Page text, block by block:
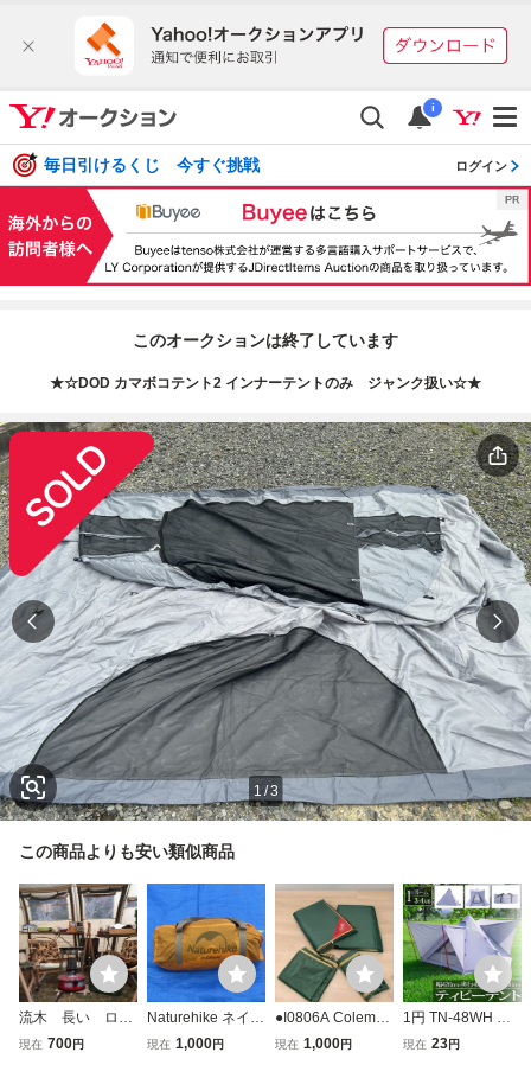
i
毎日引けるくじ 今すぐ挑戦 ログイン
このオークションは終了しています
★☆DOD カマボコテント2 インナーテントのみ ジャンク扱い☆★
1/3
この商品よりも安い類似商品
流木 長い ロン
グ dod カマボコ
現在 700円
Naturehike ネイチ
ャーハイク テント
現在 1,000円
●I0806A Coleman
コールマン フォー
現在 1,000円
1円 TN-48WH テ
ント ティピーテン
現在 23円